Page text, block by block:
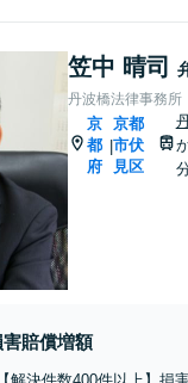
笠中 晴司
丹波橋法律事務所
京
都
府
|
京都
市伏
見区
賠償増額